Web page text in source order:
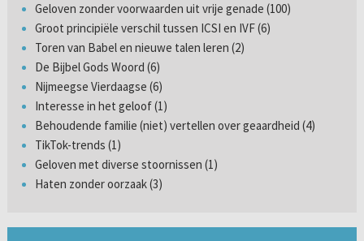
Geloven zonder voorwaarden uit vrije genade (100)
Groot principiële verschil tussen ICSI en IVF (6)
Toren van Babel en nieuwe talen leren (2)
De Bijbel Gods Woord (6)
Nijmeegse Vierdaagse (6)
Interesse in het geloof (1)
Behoudende familie (niet) vertellen over geaardheid (4)
TikTok-trends (1)
Geloven met diverse stoornissen (1)
Haten zonder oorzaak (3)